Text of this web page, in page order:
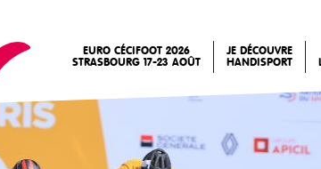
EURO CÉCIFOOT 2026
STRASBOURG 17-23 AOÛT
JE DÉCOUVRE
HANDISPORT